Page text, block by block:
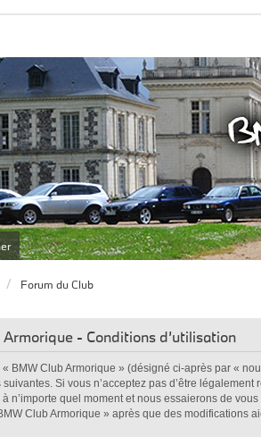
Forum du Club
Armorique - Conditions d’utilisation
« BMW Club Armorique » (désigné ci-après par «
Si vous n’acceptez pas d’être
n’importe quel moment et nous essaierons de
Club Armorique » après que des modifications